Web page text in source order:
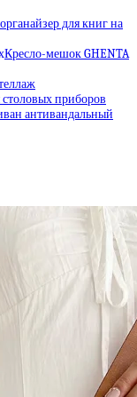
для книг на
Кресло-мешок GHENTA
приборов
антивандальный